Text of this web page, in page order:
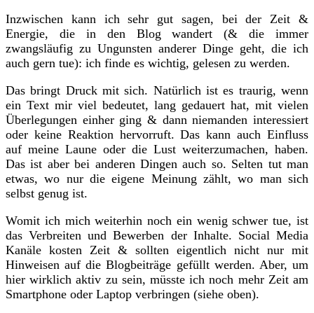
Inzwischen kann ich sehr gut sagen, bei der Zeit &
Energie, die in den Blog wandert (& die immer
zwangsläufig zu Ungunsten anderer Dinge geht, die ich
auch gern tue): ich finde es wichtig, gelesen zu werden.
Das bringt Druck mit sich. Natürlich ist es traurig, wenn
ein Text mir viel bedeutet, lang gedauert hat, mit vielen
Überlegungen einher ging & dann niemanden interessiert
oder keine Reaktion hervorruft. Das kann auch Einfluss
auf meine Laune oder die Lust weiterzumachen, haben.
Das ist aber bei anderen Dingen auch so. Selten tut man
etwas, wo nur die eigene Meinung zählt, wo man sich
selbst genug ist.
Womit ich mich weiterhin noch ein wenig schwer tue, ist
das Verbreiten und Bewerben der Inhalte. Social Media
Kanäle kosten Zeit & sollten eigentlich nicht nur mit
Hinweisen auf die Blogbeiträge gefüllt werden. Aber, um
hier wirklich aktiv zu sein, müsste ich noch mehr Zeit am
Smartphone oder Laptop verbringen (siehe oben).